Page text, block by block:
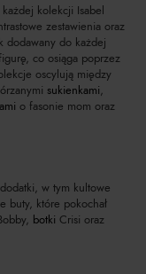
kolekcji Isabel
zestawienia oraz
dodawany do każdej
co osiąga poprzez
oscylują między
sukienkami,
o fasonie mom oraz
w tym kultowe
buty, które pokochał
botki Crisi oraz